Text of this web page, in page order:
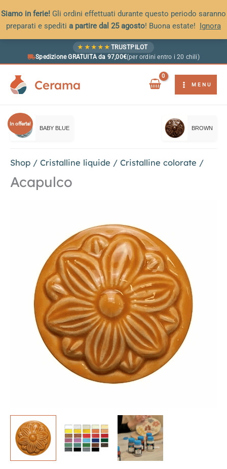
Siamo in ferie! Gli ordini effettuati durante questo periodo saranno
preparati e spediti a partire dal 25 agosto! Buona estate! Ignora
★ ★ ★ ★ ★ TRUSTPILOT
Spedizione GRATUITA da 97,00€(per ordini entro i 20 chili)
Cerama MENU
In offerta!
BABY BLUE BROWN
Shop / Cristalline liquide / Cristalline colorate /
Acapulco